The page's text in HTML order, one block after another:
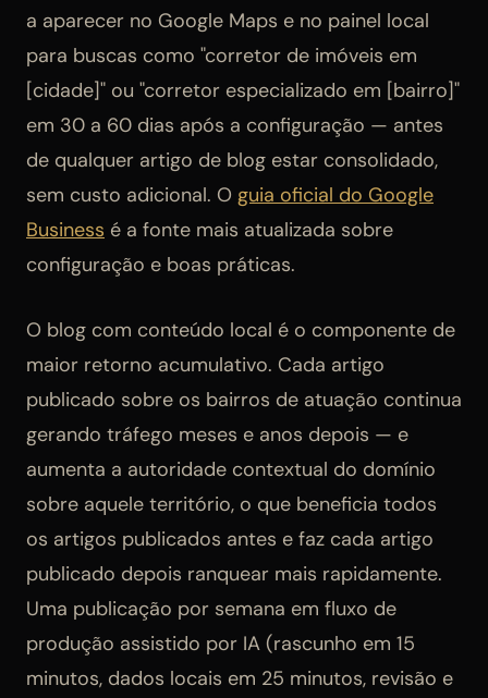
a aparecer no Google Maps e no painel local
para buscas como "corretor de imóveis em
[cidade]" ou "corretor especializado em [bairro]"
em 30 a 60 dias após a configuração — antes
de qualquer artigo de blog estar consolidado,
sem custo adicional. O guia oficial do Google
Business é a fonte mais atualizada sobre
configuração e boas práticas.
O blog com conteúdo local é o componente de
maior retorno acumulativo. Cada artigo
publicado sobre os bairros de atuação continua
gerando tráfego meses e anos depois — e
aumenta a autoridade contextual do domínio
sobre aquele território, o que beneficia todos
os artigos publicados antes e faz cada artigo
publicado depois ranquear mais rapidamente.
Uma publicação por semana em fluxo de
produção assistido por IA (rascunho em 15
minutos, dados locais em 25 minutos, revisão e